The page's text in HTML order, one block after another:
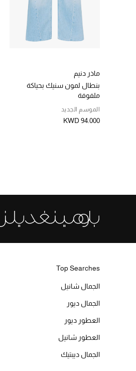
ماذر دنيم
بنطال لمون سنيك بحياكة
ملفوفة
الموسم الجديد
KWD 94.000
Top Searches
الجمال شانيل
الجمال ديور
العطور ديور
العطور شانيل
الجمال ديبتيك